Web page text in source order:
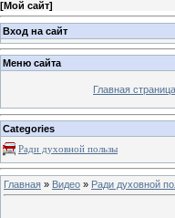
[Мой сайт]
Вход на сайт
Меню сайта
Главная страница
Categories
Ради духовной пользы
Главная » Видео » Ради духовной